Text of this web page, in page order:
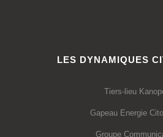
LES DYNAMIQUES
Tiers-lieu
Gapeau Energie
Groupe